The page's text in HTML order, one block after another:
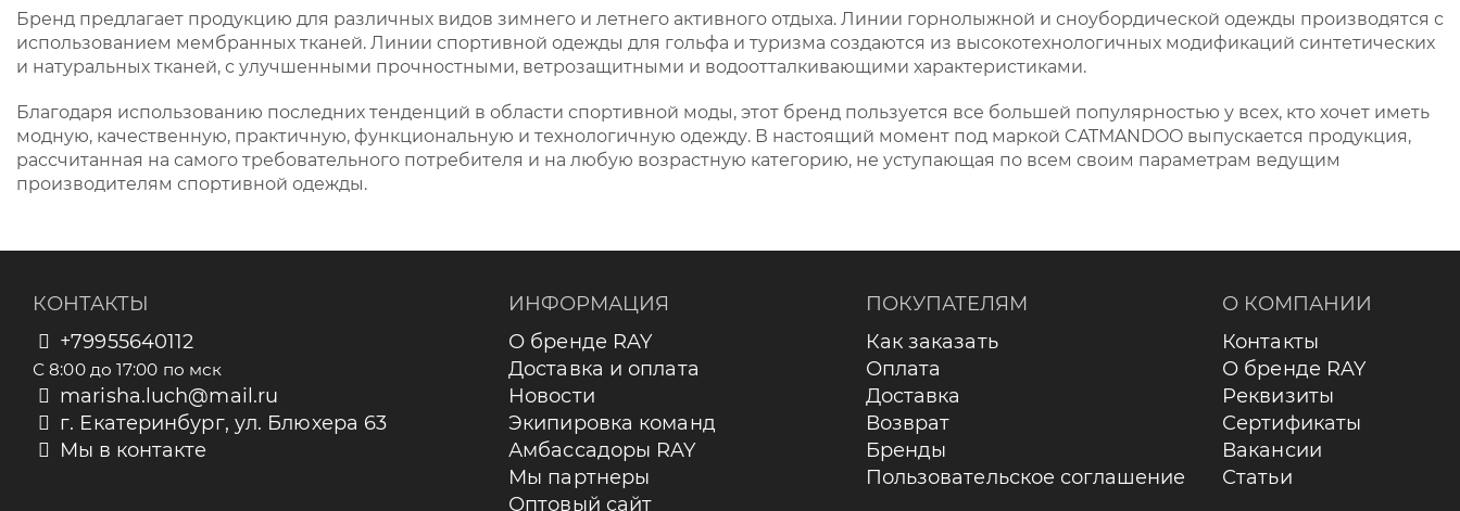
Бренд предлагает продукцию для различных видов зимнего и летнего активного отдыха. Линии горнолыжной и сноубордической одежды производятся с
использованием мембранных тканей. Линии спортивной одежды для гольфа и туризма создаются из высокотехнологичных модификаций синтетических
и натуральных тканей, с улучшенными прочностными, ветрозащитными и водоотталкивающими характеристиками.
Благодаря использованию последних тенденций в области спортивной моды, этот бренд пользуется все большей популярностью у всех, кто хочет иметь
модную, качественную, практичную, функциональную и технологичную одежду. В настоящий момент под маркой CATMANDOO выпускается продукция,
рассчитанная на самого требовательного потребителя и на любую возрастную категорию, не уступающая по всем своим параметрам ведущим
производителям спортивной одежды.
КОНТАКТЫ
+79955640112
С 8:00 до 17:00 по мск
marisha.luch@mail.ru
г. Екатеринбург, ул. Блюхера 63
Мы в контакте
ИНФОРМАЦИЯ
О бренде RAY
Доставка и оплата
Новости
Экипировка команд
Амбассадоры RAY
Мы партнеры
Оптовый сайт
ПОКУПАТЕЛЯМ
Как заказать
Оплата
Доставка
Возврат
Бренды
Пользовательское соглашение
О КОМПАНИИ
Контакты
О бренде RAY
Реквизиты
Сертификаты
Вакансии
Статьи